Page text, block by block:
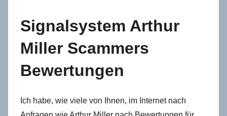
Signalsystem Arthur
Miller Scammers
Bewertungen
Ich habe, wie viele von Ihnen, im Internet nach